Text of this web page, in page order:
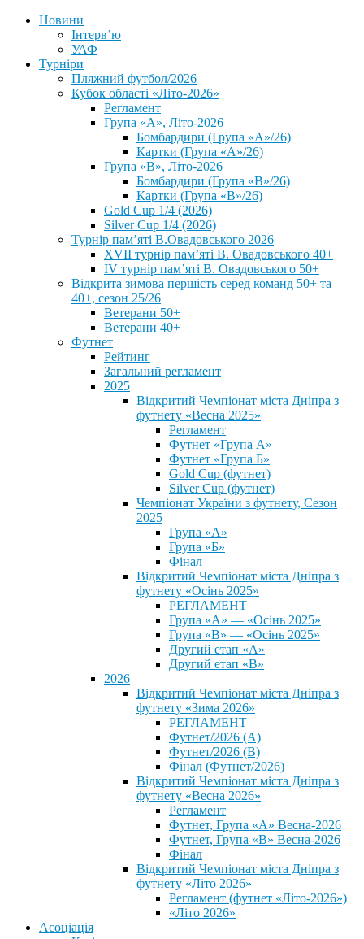
Новини
Інтерв’ю
УАФ
Турніри
Пляжний футбол/2026
Кубок області «Літо-2026»
Регламент
Група «А», Літо-2026
Бомбардири (Група «А»/26)
Картки (Група «А»/26)
Група «В», Літо-2026
Бомбардири (Група «В»/26)
Картки (Група «В»/26)
Gold Cup 1/4 (2026)
Silver Cup 1/4 (2026)
Турнір пам’яті В.Овадовського 2026
XVII турнір пам’яті В. Овадовського 40+
IV турнір пам’яті В. Овадовського 50+
Відкрита зимова першість серед команд 50+ та
40+, сезон 25/26
Ветерани 50+
Ветерани 40+
Футнет
Рейтинг
Загальний регламент
2025
Відкритий Чемпіонат міста Дніпра з
футнету «Весна 2025»
Регламент
Футнет «Група А»
Футнет «Група Б»
Gold Cup (футнет)
Silver Cup (футнет)
Чемпіонат України з футнету, Сезон
2025
Група «А»
Група «Б»
Фінал
Відкритий Чемпіонат міста Дніпра з
футнету «Осінь 2025»
РЕГЛАМЕНТ
Група «А» — «Осінь 2025»
Група «В» — «Осінь 2025»
Другий етап «А»
Другий етап «В»
2026
Відкритий Чемпіонат міста Дніпра з
футнету «Зима 2026»
РЕГЛАМЕНТ
Футнет/2026 (А)
Футнет/2026 (В)
Фінал (Футнет/2026)
Відкритий Чемпіонат міста Дніпра з
футнету «Весна 2026»
Регламент
Футнет, Група «А» Весна-2026
Футнет, Група «В» Весна-2026
Фінал
Відкритий Чемпіонат міста Дніпра з
футнету «Літо 2026»
Регламент (футнет «Літо-2026»)
«Літо 2026»
Асоціація